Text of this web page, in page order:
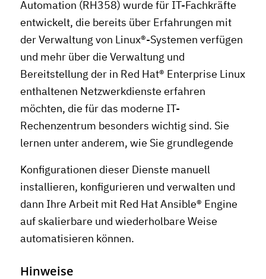
Automation (RH358) wurde für IT-Fachkräfte
entwickelt, die bereits über Erfahrungen mit
der Verwaltung von Linux®-Systemen verfügen
und mehr über die Verwaltung und
Bereitstellung der in Red Hat® Enterprise Linux
enthaltenen Netzwerkdienste erfahren
möchten, die für das moderne IT-
Rechenzentrum besonders wichtig sind. Sie
lernen unter anderem, wie Sie grundlegende
Konfigurationen dieser Dienste manuell
installieren, konfigurieren und verwalten und
dann Ihre Arbeit mit Red Hat Ansible® Engine
auf skalierbare und wiederholbare Weise
automatisieren können.
Hinweise